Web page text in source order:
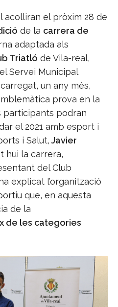
acolliran el pròxim 28 de
de la carrera de
adaptada als
Triatló de Vila-real,
Servei Municipal
un any més,
prova en la
participants podran
el 2021 amb esport i
i Salut, Javier
hui la carrera,
del Club
explicat l’organització
que, en aquesta
de la
de les categories